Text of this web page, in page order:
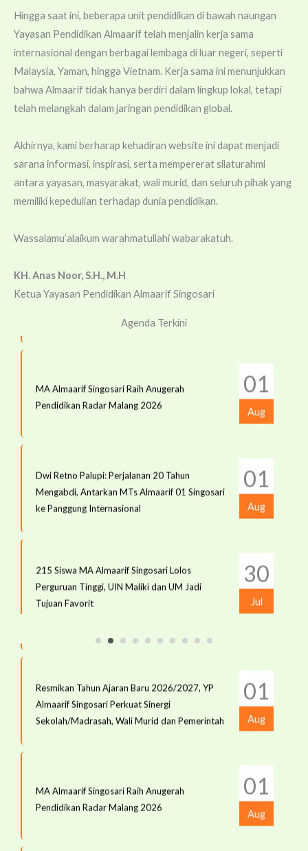
Hingga saat ini, beberapa unit pendidikan di bawah naungan
Yayasan Pendidikan Almaarif telah menjalin kerja sama
internasional dengan berbagai lembaga di luar negeri, seperti
Malaysia, Yaman, hingga Vietnam. Kerja sama ini menunjukkan
bahwa Almaarif tidak hanya berdiri dalam lingkup lokal, tetapi
telah melangkah dalam jaringan pendidikan global.
Akhirnya, kami berharap kehadiran website ini dapat menjadi
sarana informasi, inspirasi, serta mempererat silaturahmi
antara yayasan, masyarakat, wali murid, dan seluruh pihak yang
memiliki kepedulian terhadap dunia pendidikan.
Wassalamu’alaikum warahmatullahi wabarakatuh.
KH. Anas Noor, S.H., M.H
Ketua Yayasan Pendidikan Almaarif Singosari
Agenda Terkini
Petualangan Edukatif Bertema "School
Jul
MA Almaarif Singosari Perkuat Peran Guru BK,
Hadirkan Layanan yang Humanis dan Berbasis
21
MATAMUDA MA Almaarif Singosari Bekali
Siswa Bijak Bermedia Digital dan Cinta Rupiah
19
Resmikan Tahun Ajaran Baru 2026/2027, YP
Almaarif Singosari Perkuat Sinergi
Pendidikan Radar Malang 2026
01
Aug
Mengabdi, Antarkan MTs Almaarif 01 Singosari
ke Panggung Internasional
01
Aug
Perguruan Tinggi, UIN Maliki dan UM Jadi
Tujuan Favorit
30
Jul
Tekankan Semangat Kebersamaan
Jul
Jul
215 Siswa MA Almaarif Singosari Lolos
Perguruan Tinggi, UIN Maliki dan UM Jadi
Tujuan Favorit
30
Jul
Perkuat Persiapan Studi Lanjut
MPLS SMAI Almaarif Singosari 2026 Hadirkan
Petualangan Edukatif Bertema "School
21
Jul
MA Almaarif Singosari Perkuat Peran Guru BK,
Hadirkan Layanan yang Humanis dan Berbasis
21
Jul
MATAMUDA MA Almaarif Singosari Bekali
Siswa Bijak Bermedia Digital dan Cinta Rupiah
19
Jul
Almaarif Singosari Perkuat Sinergi
Sekolah/Madrasah, Wali Murid dan Pemerintah
01
Aug
Pendidikan Radar Malang 2026
01
Aug